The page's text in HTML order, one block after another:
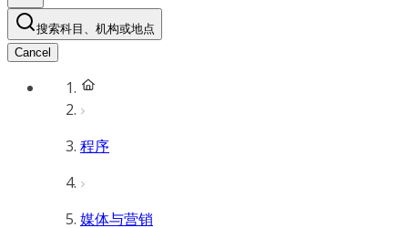
搜索科目、机构或地点
Cancel
程序
媒体与营销